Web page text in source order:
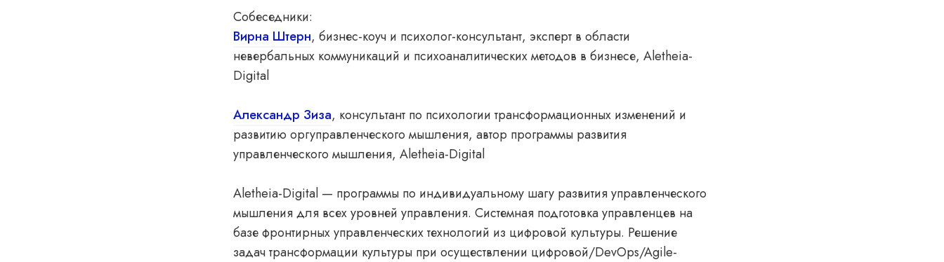
Собеседники:
Вирна Штерн, бизнес-коуч и психолог-консультант, эксперт в области
невербальных коммуникаций и психоаналитических методов в бизнесе, Aletheia-
Digital
Александр Зиза, консультант по психологии трансформационных изменений и
развитию оргуправленческого мышления, автор программы развития
управленческого мышления, Aletheia-Digital
Aletheia-Digital — программы по индивидуальному шагу развития управленческого
мышления для всех уровней управления. Системная подготовка управленцев на
базе фронтирных управленческих технологий из цифровой культуры. Решение
задач трансформации культуры при осуществлении цифровой/DevOps/Agile-